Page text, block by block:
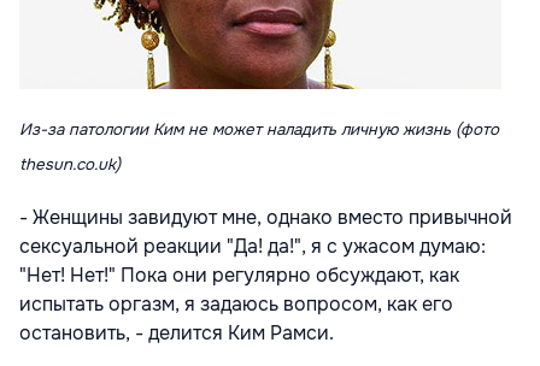
Из-за патологии Ким не может наладить личную жизнь (фото
thesun.co.uk)
- Женщины завидуют мне, однако вместо привычной
сексуальной реакции "Да! да!", я с ужасом думаю:
"Нет! Нет!" Пока они регулярно обсуждают, как
испытать оргазм, я задаюсь вопросом, как его
остановить, - делится Ким Рамси.